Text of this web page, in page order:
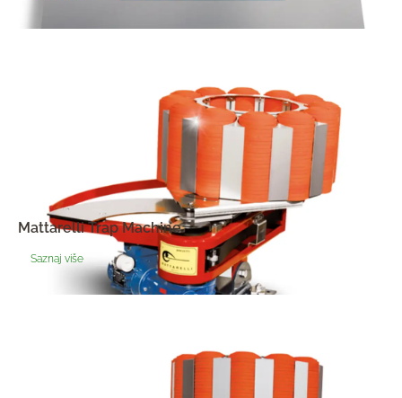
Mattarelli Trap Machine
Saznaj više